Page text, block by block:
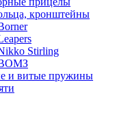
кронштейны
Stirling
и витые пружины